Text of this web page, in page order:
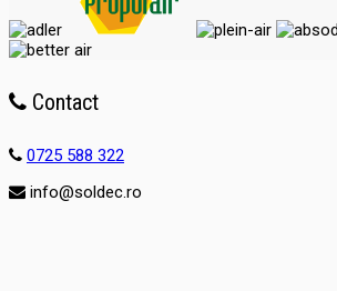
Contact
0725 588 322
info@soldec.ro